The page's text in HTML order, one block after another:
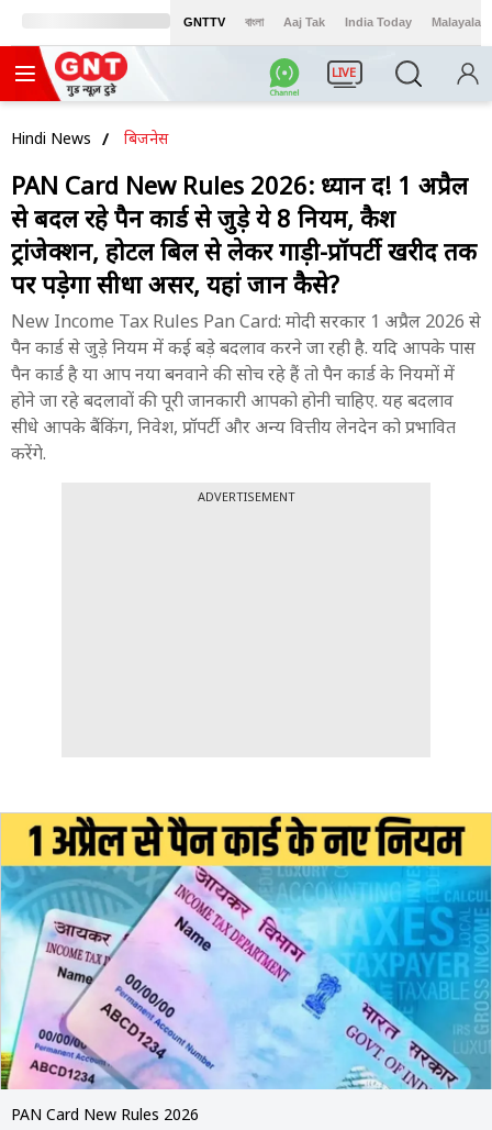
GNTTV বাংলা Aaj Tak India Today Malayalam
LIVE
Hindi News बिजनेस
PAN Card New Rules 2026: ध्यान दें! 1 अप्रैल
से बदल रहे पैन कार्ड से जुड़े ये 8 नियम, कैश
ट्रांजेक्शन, होटल बिल से लेकर गाड़ी-प्रॉपर्टी खरीद तक
पर पड़ेगा सीधा असर, यहां जानें कैसे?
New Income Tax Rules Pan Card: मोदी सरकार 1 अप्रैल 2026 से
पैन कार्ड से जुड़े नियम में कई बड़े बदलाव करने जा रही है. यदि आपके पास
पैन कार्ड है या आप नया बनवाने की सोच रहे हैं तो पैन कार्ड के नियमों में
होने जा रहे बदलावों की पूरी जानकारी आपको होनी चाहिए. यह बदलाव
सीधे आपके बैंकिंग, निवेश, प्रॉपर्टी और अन्य वित्तीय लेनदेन को प्रभावित
करेंगे.
ADVERTISEMENT
PAN Card New Rules 2026